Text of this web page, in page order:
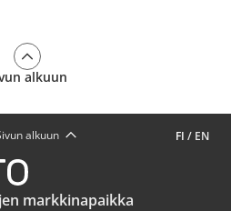
alkuun
FI / EN
alkuun
markkinapaikka